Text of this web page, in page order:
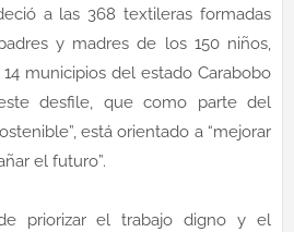
a las 368 textileras formadas
y madres de los 150 niños,
municipios del estado Carabobo
desfile, que como parte del
está orientado a “mejorar
el futuro”.
priorizar el trabajo digno y el